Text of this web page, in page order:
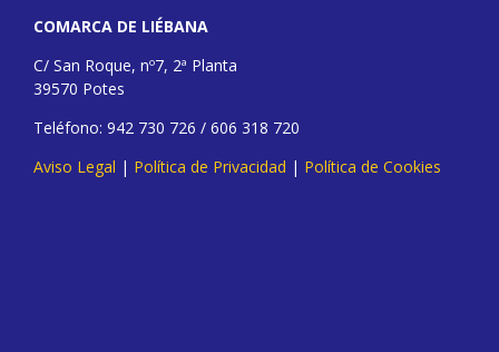
COMARCA DE LIÉBANA
C/ San Roque, nº7, 2ª Planta
39570 Potes
Teléfono: 942 730 726 / 606 318 720
Aviso Legal | Política de Privacidad | Política de Cookies